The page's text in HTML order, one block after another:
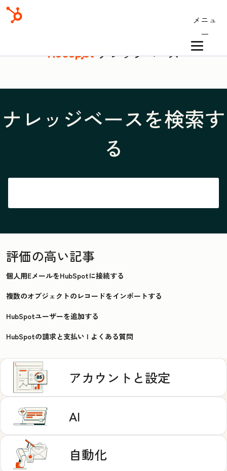
メニュ
ー
ナレッジベース
ナレッジベースを検索す
る
評価の高い記事
個人用EメールをHubSpotに接続する
複数のオブジェクトのレコードをインポートする
HubSpotユーザーを追加する
HubSpotの請求と支払い | よくある質問
アカウントと設定
AI
自動化